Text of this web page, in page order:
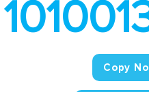
Copy